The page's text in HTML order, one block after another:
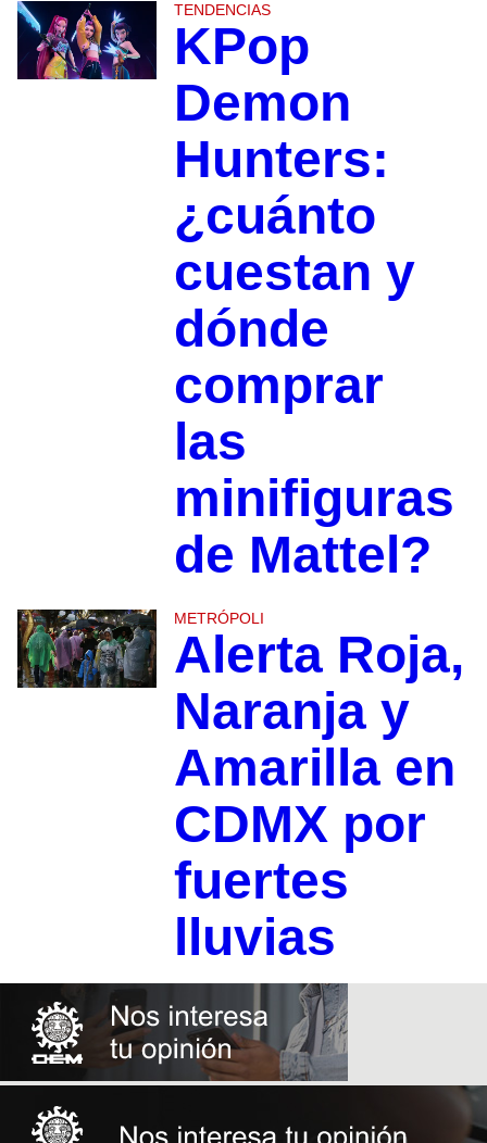
TENDENCIAS
KPop
Demon
Hunters:
¿cuánto
cuestan y
dónde
comprar
las
minifiguras
de Mattel?
METRÓPOLI
Alerta Roja,
Naranja y
Amarilla en
CDMX por
fuertes
lluvias